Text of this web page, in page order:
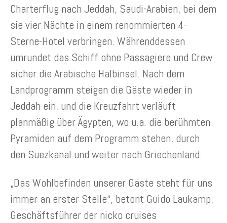
Charterflug nach Jeddah, Saudi-Arabien, bei dem
sie vier Nächte in einem renommierten 4-
Sterne-Hotel verbringen. Währenddessen
umrundet das Schiff ohne Passagiere und Crew
sicher die Arabische Halbinsel. Nach dem
Landprogramm steigen die Gäste wieder in
Jeddah ein, und die Kreuzfahrt verläuft
planmäßig über Ägypten, wo u.a. die berühmten
Pyramiden auf dem Programm stehen, durch
den Suezkanal und weiter nach Griechenland.
„Das Wohlbefinden unserer Gäste steht für uns
immer an erster Stelle“, betont Guido Laukamp,
Geschäftsführer der nicko cruises